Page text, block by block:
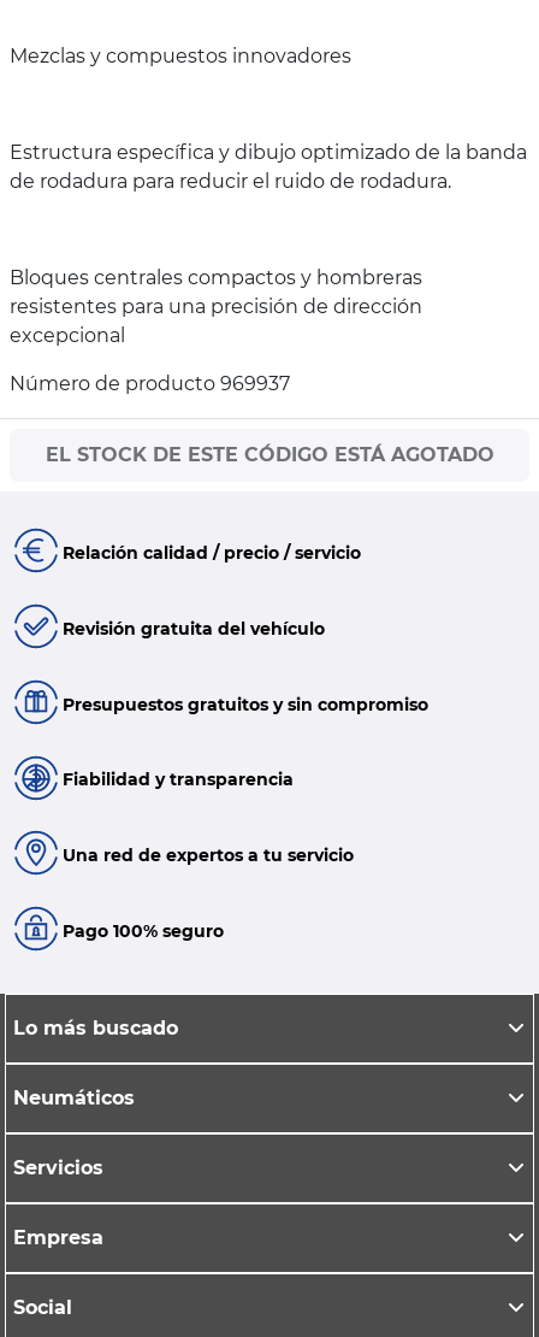
Mezclas y compuestos innovadores
Estructura específica y dibujo optimizado de la banda
de rodadura para reducir el ruido de rodadura.
Bloques centrales compactos y hombreras
resistentes para una precisión de dirección
excepcional
Número de producto 969937
EL STOCK DE ESTE CÓDIGO ESTÁ AGOTADO
Relación calidad / precio / servicio
Revisión gratuita del vehículo
Presupuestos gratuitos y sin compromiso
Fiabilidad y transparencia
Una red de expertos a tu servicio
Pago 100% seguro
Lo más buscado
Neumáticos
Servicios
Empresa
Social